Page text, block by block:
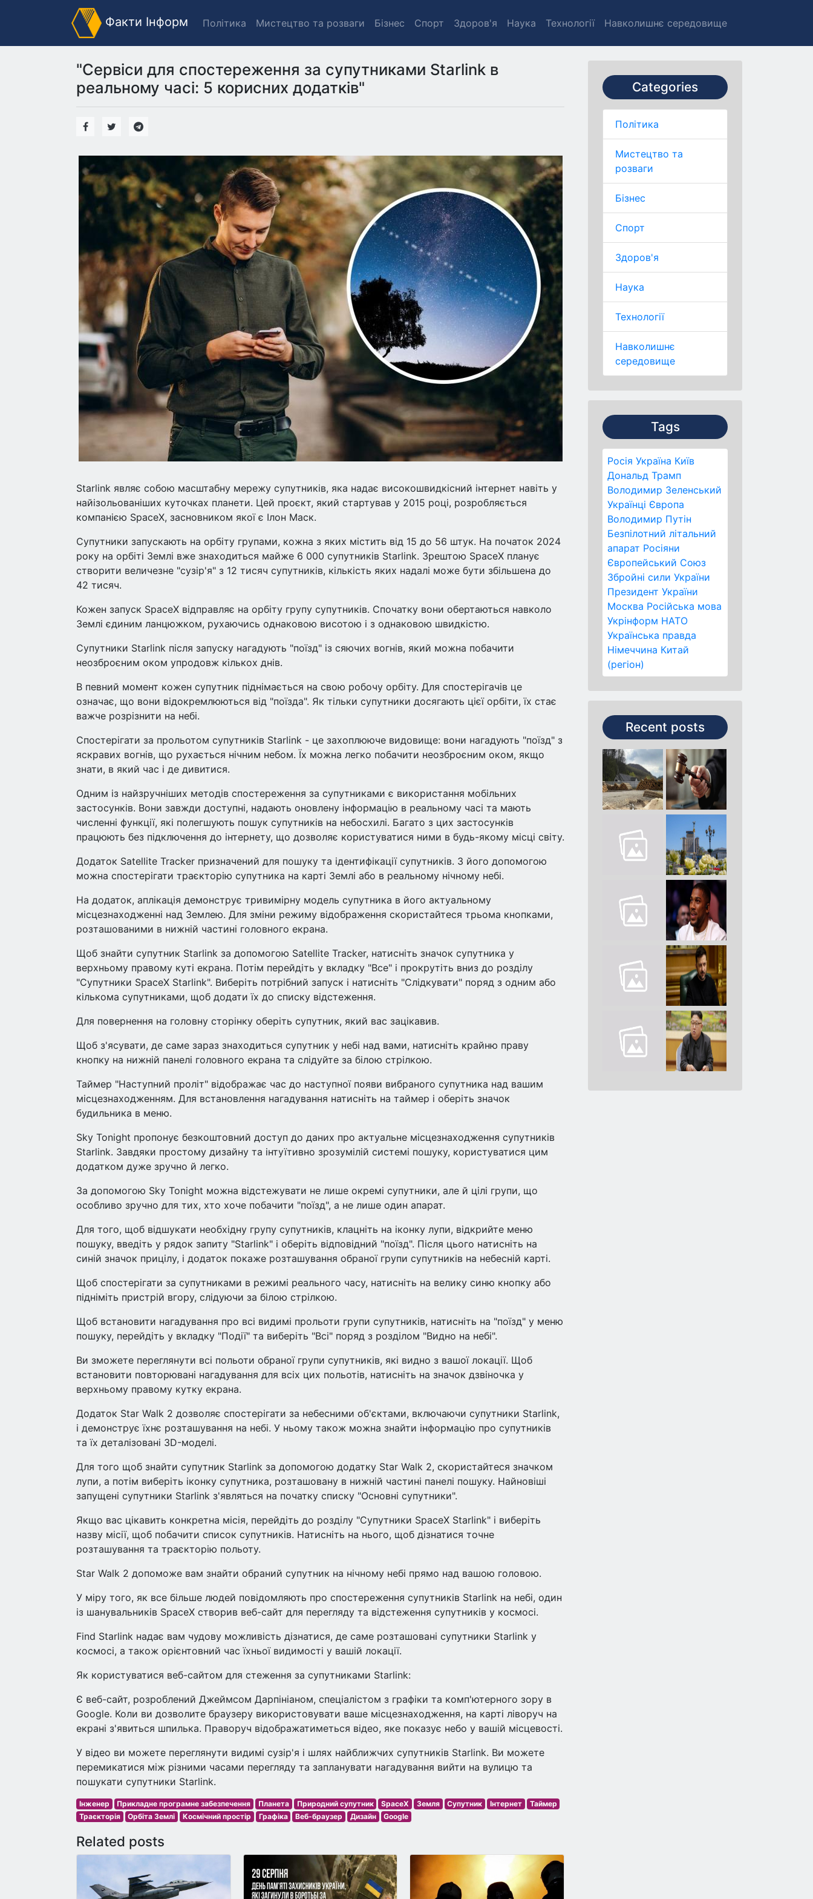
Факти Інформ Політика Мистецтво та розваги Бізнес Спорт Здоров'я Наука Технології Навколишнє середовище
Categories
Політика
Мистецтво та
розваги
Бізнес
Спорт
Здоров'я
Наука
Технології
Навколишнє
середовище
Tags
Росія Україна Київ
Дональд Трамп
Володимир Зеленський
Українці Європа
Володимир Путін
Безпілотний літальний
апарат Росіяни
Європейський Союз
Збройні сили України
Президент України
Москва Російська мова
Укрінформ НАТО
Українська правда
Німеччина Китай
(регіон)
Recent posts
"Сервіси для спостереження за супутниками Starlink в
реальному часі: 5 корисних додатків"
Starlink являє собою масштабну мережу супутників, яка надає високошвидкісний інтернет навіть у
найізольованіших куточках планети. Цей проєкт, який стартував у 2015 році, розробляється
компанією SpaceX, засновником якої є Ілон Маск.
Супутники запускають на орбіту групами, кожна з яких містить від 15 до 56 штук. На початок 2024
року на орбіті Землі вже знаходиться майже 6 000 супутників Starlink. Зрештою SpaceX планує
створити величезне "сузір'я" з 12 тисяч супутників, кількість яких надалі може бути збільшена до
42 тисяч.
Кожен запуск SpaceX відправляє на орбіту групу супутників. Спочатку вони обертаються навколо
Землі єдиним ланцюжком, рухаючись однаковою висотою і з однаковою швидкістю.
Супутники Starlink після запуску нагадують "поїзд" із сяючих вогнів, який можна побачити
неозброєним оком упродовж кількох днів.
В певний момент кожен супутник піднімається на свою робочу орбіту. Для спостерігачів це
означає, що вони відокремлюються від "поїзда". Як тільки супутники досягають цієї орбіти, їх стає
важче розрізнити на небі.
Спостерігати за прольотом супутників Starlink - це захоплююче видовище: вони нагадують "поїзд" з
яскравих вогнів, що рухається нічним небом. Їх можна легко побачити неозброєним оком, якщо
знати, в який час і де дивитися.
Одним із найзручніших методів спостереження за супутниками є використання мобільних
застосунків. Вони завжди доступні, надають оновлену інформацію в реальному часі та мають
численні функції, які полегшують пошук супутників на небосхилі. Багато з цих застосунків
працюють без підключення до інтернету, що дозволяє користуватися ними в будь-якому місці світу.
Додаток Satellite Tracker призначений для пошуку та ідентифікації супутників. З його допомогою
можна спостерігати траєкторію супутника на карті Землі або в реальному нічному небі.
На додаток, аплікація демонструє тривимірну модель супутника в його актуальному
місцезнаходженні над Землею. Для зміни режиму відображення скористайтеся трьома кнопками,
розташованими в нижній частині головного екрана.
Щоб знайти супутник Starlink за допомогою Satellite Tracker, натисніть значок супутника у
верхньому правому куті екрана. Потім перейдіть у вкладку "Все" і прокрутіть вниз до розділу
"Супутники SpaceX Starlink". Виберіть потрібний запуск і натисніть "Слідкувати" поряд з одним або
кількома супутниками, щоб додати їх до списку відстеження.
Для повернення на головну сторінку оберіть супутник, який вас зацікавив.
Щоб з'ясувати, де саме зараз знаходиться супутник у небі над вами, натисніть крайню праву
кнопку на нижній панелі головного екрана та слідуйте за білою стрілкою.
Таймер "Наступний проліт" відображає час до наступної появи вибраного супутника над вашим
місцезнаходженням. Для встановлення нагадування натисніть на таймер і оберіть значок
будильника в меню.
Sky Tonight пропонує безкоштовний доступ до даних про актуальне місцезнаходження супутників
Starlink. Завдяки простому дизайну та інтуїтивно зрозумілій системі пошуку, користуватися цим
додатком дуже зручно й легко.
За допомогою Sky Tonight можна відстежувати не лише окремі супутники, але й цілі групи, що
особливо зручно для тих, хто хоче побачити "поїзд", а не лише один апарат.
Для того, щоб відшукати необхідну групу супутників, клацніть на іконку лупи, відкрийте меню
пошуку, введіть у рядок запиту "Starlink" і оберіть відповідний "поїзд". Після цього натисніть на
синій значок прицілу, і додаток покаже розташування обраної групи супутників на небесній карті.
Щоб спостерігати за супутниками в режимі реального часу, натисніть на велику синю кнопку або
підніміть пристрій вгору, слідуючи за білою стрілкою.
Щоб встановити нагадування про всі видимі прольоти групи супутників, натисніть на "поїзд" у меню
пошуку, перейдіть у вкладку "Події" та виберіть "Всі" поряд з розділом "Видно на небі".
Ви зможете переглянути всі польоти обраної групи супутників, які видно з вашої локації. Щоб
встановити повторювані нагадування для всіх цих польотів, натисніть на значок дзвіночка у
верхньому правому кутку екрана.
Додаток Star Walk 2 дозволяє спостерігати за небесними об'єктами, включаючи супутники Starlink,
і демонструє їхнє розташування на небі. У ньому також можна знайти інформацію про супутників
та їх деталізовані 3D-моделі.
Для того щоб знайти супутник Starlink за допомогою додатку Star Walk 2, скористайтеся значком
лупи, а потім виберіть іконку супутника, розташовану в нижній частині панелі пошуку. Найновіші
запущені супутники Starlink з'являться на початку списку "Основні супутники".
Якщо вас цікавить конкретна місія, перейдіть до розділу "Супутники SpaceX Starlink" і виберіть
назву місії, щоб побачити список супутників. Натисніть на нього, щоб дізнатися точне
розташування та траєкторію польоту.
Star Walk 2 допоможе вам знайти обраний супутник на нічному небі прямо над вашою головою.
У міру того, як все більше людей повідомляють про спостереження супутників Starlink на небі, один
із шанувальників SpaceX створив веб-сайт для перегляду та відстеження супутників у космосі.
Find Starlink надає вам чудову можливість дізнатися, де саме розташовані супутники Starlink у
космосі, а також орієнтовний час їхньої видимості у вашій локації.
Як користуватися веб-сайтом для стеження за супутниками Starlink:
Є веб-сайт, розроблений Джеймсом Дарпініаном, спеціалістом з графіки та комп'ютерного зору в
Google. Коли ви дозволите браузеру використовувати ваше місцезнаходження, на карті ліворуч на
екрані з'явиться шпилька. Праворуч відображатиметься відео, яке показує небо у вашій місцевості.
У відео ви можете переглянути видимі сузір'я і шлях найближчих супутників Starlink. Ви можете
перемикатися між різними часами перегляду та запланувати нагадування вийти на вулицю та
пошукати супутники Starlink.
Інженер Прикладне програмне забезпечення Планета Природний супутник SpaceX Земля Супутник Інтернет
Таймер
Траєкторія
Орбіта Землі Космічний простір Графіка Веб-браузер Дизайн Google
Related posts